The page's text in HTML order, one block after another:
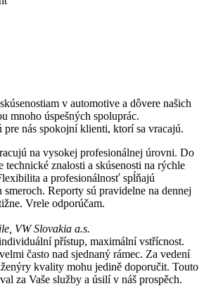
v automotive a dôvere našich
mnoho úspešných spoluprác.
pre nás spokojní klienti, ktorí sa vracajú.
na vysokej profesionálnej úrovni. Do
technické znalosti a skúsenosti na rýchle
a profesionálnosť spĺňajú
Reporty sú pravidelne na dennej
Vrele odporúčam.
VW Slovakia a.s.
přístup, maximální vstřícnost.
často nad sjednaný rámec. Za vedení
kvality mohu jedině doporučit. Touto
za Vaše služby a úsilí v náš prospěch.